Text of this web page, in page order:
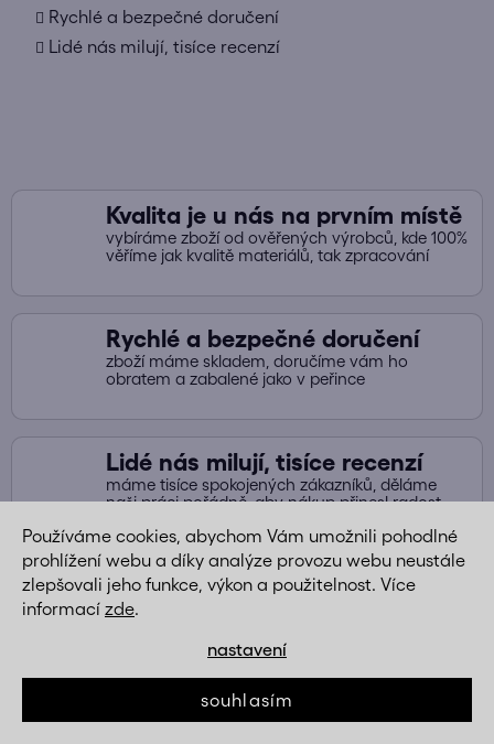
Používáme cookies, abychom Vám umožnili pohodlné
prohlížení webu a díky analýze provozu webu neustále
zlepšovali jeho funkce, výkon a použitelnost. Více
informací zde.
nastavení
souhlasím
í
p
ý
p
i
u
Rychlé a bezpečné doručení
Lidé nás milují, tisíce recenzí
Kvalita je u nás na prvním místě
vybíráme zboží od ověřených výrobců, kde 100%
věříme jak kvalitě materiálů, tak zpracování
Rychlé a bezpečné doručení
zboží máme skladem, doručíme vám ho
obratem a zabalené jako v peřince
Lidé nás milují, tisíce recenzí
máme tisíce spokojených zákazníků, děláme
naši práci pořádně, aby nákup přinesl radost
Kdyby cokoliv, máme super
podporu
nebo cokoliv vyřešit, vždy jsme tu pro vás